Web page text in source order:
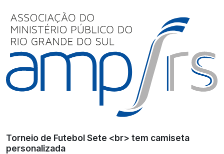
Torneio de Futebol Sete <br> tem camiseta
personalizada